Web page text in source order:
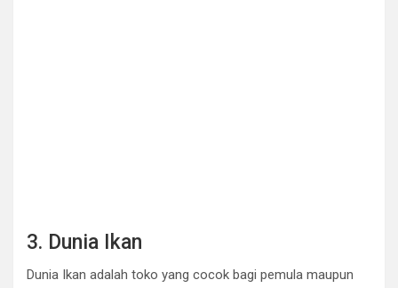
3. Dunia Ikan
Dunia Ikan adalah toko yang cocok bagi pemula maupun